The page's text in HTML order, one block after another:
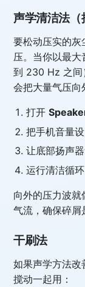
声学清洁法（
要松动压实的灰
压。当你以最
到 230 Hz 之间
会把大量气压向
打开
把手机音量
让底部扬声
运行清洁循
向外的压力波就
气流，确保碎屑
干刷法
如果声学方法改
搅动一起用：